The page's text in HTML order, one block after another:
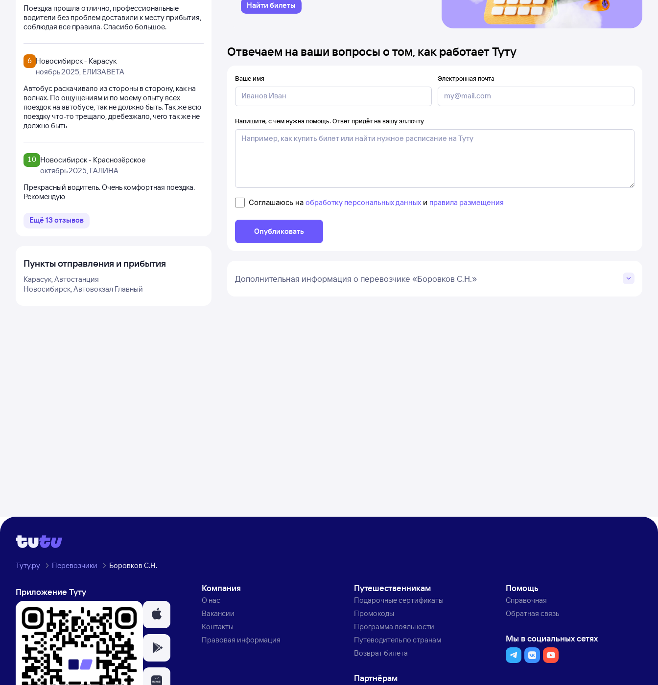
Найти билеты
Отвечаем на ваши вопросы о том, как работает Туту
Ваше имя Электронная почта
Напишите, с чем нужна помощь. Ответ придёт на вашу эл.почту
Соглашаюсь на обработку персональных данных и правила размещения
Опубликовать
Дополнительная информация о перевозчике «Боровков С.Н.»
Поездка прошла отлично, профессиональные
водители без проблем доставили к месту прибытия,
соблюдая все правила. Спасибо большое.
6 Новосибирск - Карасук
ноябрь 2025, ЕЛИЗАВЕТА
Автобус раскачивало из стороны в сторону, как на
волнах. По ощущениям и по моему опыту всех
поездок на автобусе, так не должно быть. Так же всю
поездку что-то трещало, дребезжало, чего так же не
должно быть
10 Новосибирск - Краснозёрское
октябрь 2025, ГАЛИНА
Прекрасный водитель. Очень комфортная поездка.
Рекомендую
Ещё 13отзывов
Пункты отправления и прибытия
Карасук, Автостанция
Новосибирск, Автовокзал Главный
Туту.ру Перевозчики Боровков С.Н.
Приложение Туту Компания
О нас
Вакансии
Контакты
Правовая информация
Путешественникам
Подарочные сертификаты
Промокоды
Программа лояльности
Путеводитель по странам
Возврат билета
Партнёрам
Помощь
Справочная
Обратная связь
Мы в социальных сетях